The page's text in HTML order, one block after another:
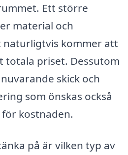
Ett större
material och
kommer att
totala priset. Dessutom
skick och
som önskas också
kostnaden.
på är vilken typ av